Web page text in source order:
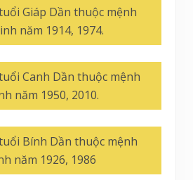
Giáp Dần thuộc mệnh
năm 1914, 1974.
Canh Dần thuộc mệnh
năm 1950, 2010.
Bính Dần thuộc mệnh
năm 1926, 1986